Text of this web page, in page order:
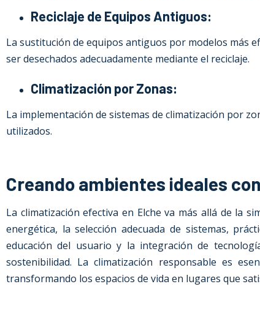
Reciclaje de Equipos Antiguos:
La sustitución de equipos antiguos por modelos más
ser desechados adecuadamente mediante el reciclaje.
Climatización por Zonas:
La implementación de sistemas de climatización por
utilizados.
Creando ambientes ideales
La climatización efectiva en Elche va más allá de la
energética, la selección adecuada de sistemas,
educación del usuario y la integración de
sostenibilidad. La climatización responsable es
transformando los espacios de vida en lugares que